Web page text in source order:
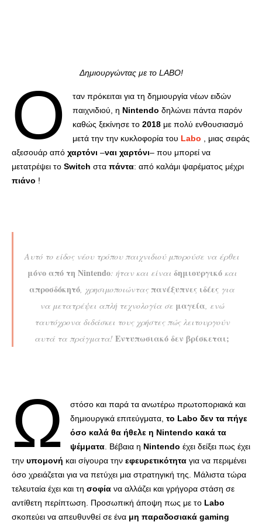
Δημιουργώντας με το LABO!
Ό
ταν πρόκειται για τη δημιουργία νέων ειδών
παιχνιδιού, η Nintendo δηλώνει πάντα παρόν
καθώς ξεκίνησε το 2018 με πολύ ενθουσιασμό
μετά την την κυκλοφορία του Labo
, μιας σειράς
αξεσουάρ από χαρτόνι –ναι χαρτόνι– που μπορεί να
μετατρέψει το Switch στα πάντα: από καλάμι ψαρέματος μέχρι
πιάνο !
Αυτό το είδος νέου τρόπου παιχνιδιού μπορούσε να έρθει
μόνο από τη Nintendo: ήταν και είναι δημιουργικό και
απροσδόκητό , χρησιμοποιώντας πανέξυπνες ιδέες για
να μετατρέψει απλή τεχνολογία σε μαγεία , ενώ
ταυτόχρονα διδάσκει τους χρήστες πώς λειτουργούν
αυτά τα πράγματα! Εντυπωσιακό δεν βρίσκεται;
Ω
στόσο και παρά τα ανωτέρω πρωτοποριακά και
δημιουργικά επιτεύγματα, το Labo δεν τα πήγε
όσο καλά θα ήθελε η Nintendo κακά τα
ψέμματα. Βέβαια η Nintendo έχει δείξει πως έχει
την υπομονή και σίγουρα την εφευρετικότητα για να περιμένει
όσο χρειάζεται για να πετύχει μια στρατηγική της. Μάλιστα τώρα
τελευταία έχει και τη σοφία να αλλάζει και γρήγορα στάση σε
αντίθετη περίπτωση. Προσωπική άποψη πως με το Labo
σκοπεύει να απευθυνθεί σε ένα μη παραδοσιακά gaming